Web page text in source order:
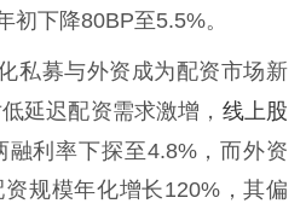
初下降80BP至5.5%。
私募与外资成为配资市场新
延迟配资需求激增， 线上股
融利率下探至4.8%，而外资
规模年化增长120%，其偏